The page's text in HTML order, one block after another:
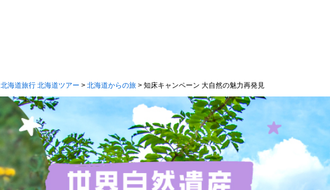
北海道旅行 北海道ツアー > 北海道からの旅 > 知床キャンペーン 大自然の魅力再発見